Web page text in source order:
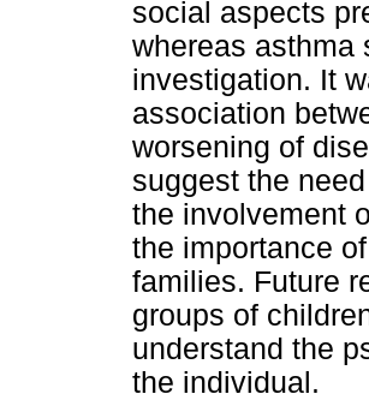
social aspects
whereas asthma
investigation. It
association
worsening of
suggest the
the involvement
the importance
families. Future
groups of
understand the
the individual.